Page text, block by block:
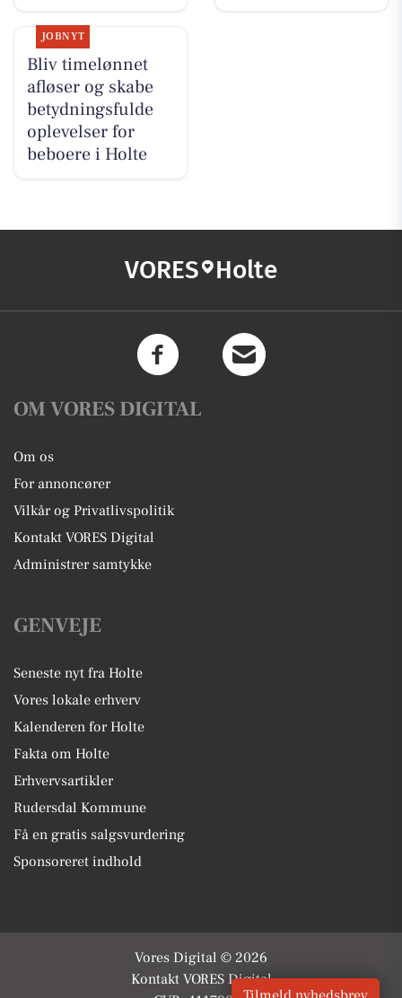
JOBNYT
Bliv timelønnet
afløser og skabe
betydningsfulde
oplevelser for
beboere i Holte
VORES Holte
OM VORES DIGITAL
Om os
For annoncører
Vilkår og Privatlivspolitik
Kontakt VORES Digital
Administrer samtykke
GENVEJE
Seneste nyt fra Holte
Vores lokale erhverv
Kalenderen for Holte
Fakta om Holte
Erhvervsartikler
Rudersdal Kommune
Få en gratis salgsvurdering
Sponsoreret indhold
Vores Digital © 2026
Kontakt VORES Digital